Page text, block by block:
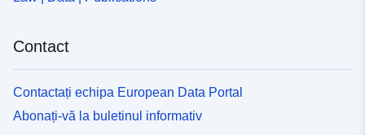
Contact
Contactați echipa European Data Portal
Abonați-vă la buletinul informativ